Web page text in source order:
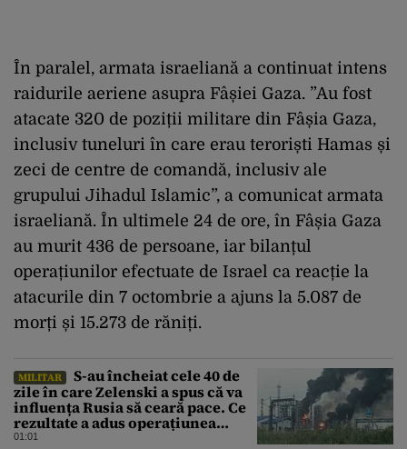
În paralel, armata israeliană a continuat intens
raidurile aeriene asupra Fâșiei Gaza. ”Au fost
atacate 320 de poziții militare din Fâșia Gaza,
inclusiv tuneluri în care erau teroriști Hamas și
zeci de centre de comandă, inclusiv ale
grupului Jihadul Islamic”, a comunicat armata
israeliană. În ultimele 24 de ore, în Fâșia Gaza
au murit 436 de persoane, iar bilanțul
operațiunilor efectuate de Israel ca reacție la
atacurile din 7 octombrie a ajuns la 5.087 de
morți și 15.273 de răniți.
MILITAR
S-au încheiat cele 40 de
zile în care Zelenski a spus că va
influența Rusia să ceară pace. Ce
rezultate a adus operațiunea
Kievului
01:01